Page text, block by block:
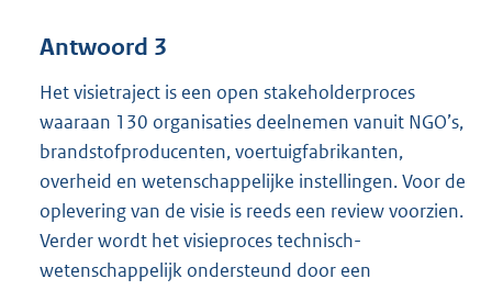
Antwoord 3
Het visietraject is een open stakeholderproces
waaraan 130 organisaties deelnemen vanuit NGO’s,
brandstofproducenten, voertuigfabrikanten,
overheid en wetenschappelijke instellingen. Voor de
oplevering van de visie is reeds een review voorzien.
Verder wordt het visieproces technisch-
wetenschappelijk ondersteund door een